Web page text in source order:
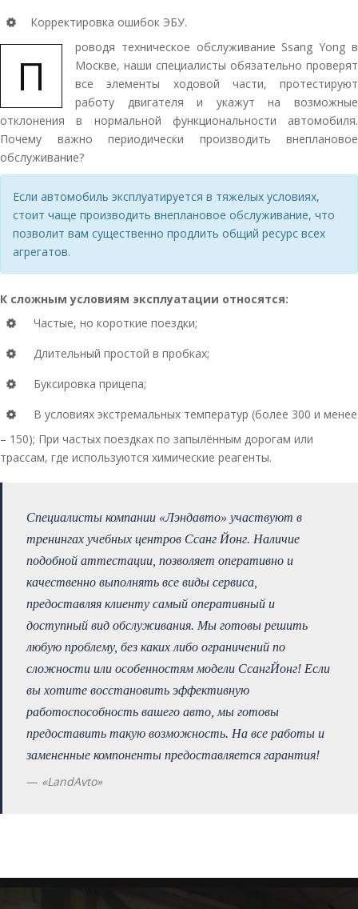
Корректировка ошибок ЭБУ.
П
роводя техническое обслуживание Ssang Yong в
Москве, наши специалисты обязательно проверят
все элементы ходовой части, протестируют
работу двигателя и укажут на возможные
отклонения в нормальной функциональности автомобиля.
Почему важно периодически производить внеплановое
обслуживание?
Если автомобиль эксплуатируется в тяжелых условиях,
стоит чаще производить внеплановое обслуживание, что
позволит вам существенно продлить общий ресурс всех
агрегатов.
К сложным условиям эксплуатации относятся:
Частые, но короткие поездки;
Длительный простой в пробках;
Буксировка прицепа;
В условиях экстремальных температур (более 300 и менее
– 150); При частых поездках по запылённым дорогам или
трассам, где используются химические реагенты.
Специалисты компании «Лэндавто» участвуют в
тренингах учебных центров Ссанг Йонг. Наличие
подобной аттестации, позволяет оперативно и
качественно выполнять все виды сервиса,
предоставляя клиенту самый оперативный и
доступный вид обслуживания. Мы готовы решить
любую проблему, без каких либо ограничений по
сложности или особенностям модели СсангЙонг! Если
вы хотите восстановить эффективную
работоспособность вашего авто, мы готовы
предоставить такую возможность. На все работы и
замененные компоненты предоставляется гарантия!
«LandAvto»